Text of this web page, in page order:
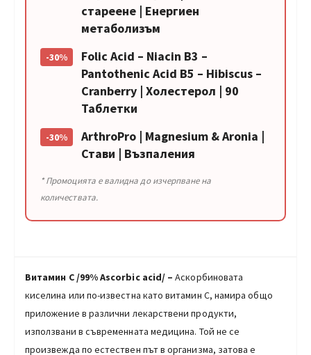
стареене | Енергиен
метаболизъм
-30%
Folic Acid – Niacin B3 –
Pantothenic Acid B5 – Hibiscus –
Cranberry | Холестерол | 90
Таблетки
-30%
ArthroPro | Magnesium & Aronia |
Стави | Възпаления
* Промоцията е валидна до изчерпване на
количествата.
Витамин С /99% Ascorbic acid/ –Аскорбиновата
киселина или по-известна като витамин C, намира общо
приложение в различни лекарствени продукти,
използвани в съвременната медицина. Той не се
произвежда по естествен път в организма, затова е